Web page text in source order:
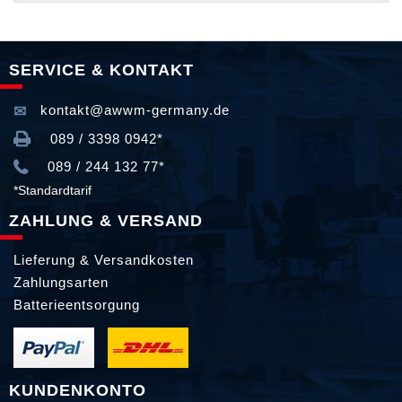
SERVICE & KONTAKT
kontakt@awwm-germany.de
089 / 3398 0942*
089 / 244 132 77*
*Standardtarif
ZAHLUNG & VERSAND
Lieferung & Versandkosten
Zahlungsarten
Batterieentsorgung
KUNDENKONTO